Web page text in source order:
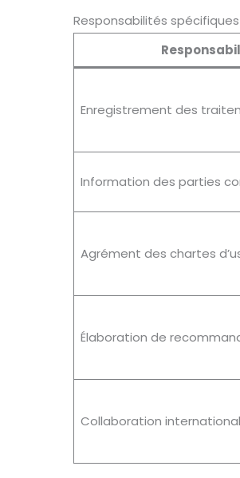
Responsabilités spécifiques
Enregistrement des
Information des parties
Agrément des chartes
Élaboration de
Collaboration